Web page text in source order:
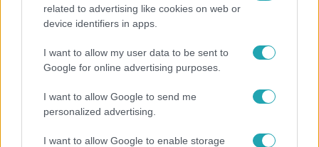
related to advertising like cookies on web or
device identifiers in apps.
I want to allow my user data to be sent to
Google for online advertising purposes.
I want to allow Google to send me
personalized advertising.
I want to allow Google to enable storage
"Nem beszélek már vele évek óta" - Édesapja